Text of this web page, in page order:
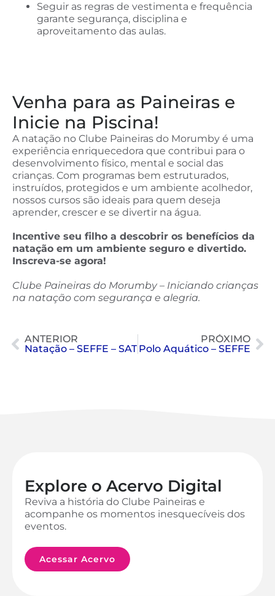
Seguir as regras de vestimenta e frequência
garante segurança, disciplina e
aproveitamento das aulas.
Venha para as Paineiras e
Inicie na Piscina!
A natação no Clube Paineiras do Morumby é uma
experiência enriquecedora que contribui para o
desenvolvimento físico, mental e social das
crianças. Com programas bem estruturados,
instruídos, protegidos e um ambiente acolhedor,
nossos cursos são ideais para quem deseja
aprender, crescer e se divertir na água.
Incentive seu filho a descobrir os benefícios da
natação em um ambiente seguro e divertido.
Inscreva-se agora!
Clube Paineiras do Morumby – Iniciando crianças
na natação com segurança e alegria.
ANTERIOR
Natação – SEFFE – SAT
PRÓXIMO
Polo Aquático – SEFFE
Explore o Acervo Digital
Reviva a história do Clube Paineiras e
acompanhe os momentos inesquecíveis dos
eventos.
Acessar Acervo